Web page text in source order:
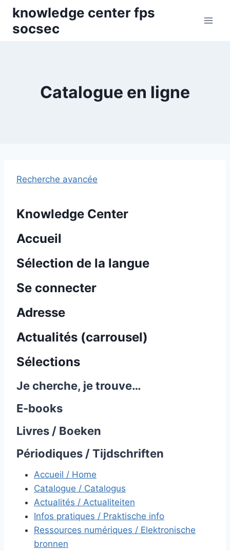
Skip
content
knowledge center fps
socsec
Catalogue en ligne
Recherche avancée
Knowledge Center
Accueil
Sélection de la langue
Se connecter
Adresse
Actualités (carrousel)
Sélections
Je cherche, je trouve…
E-books
Livres / Boeken
Périodiques / Tijdschriften
Accueil / Home
Catalogue / Catalogus
Actualités / Actualiteiten
Infos pratiques / Praktische info
Ressources numériques / Elektronische
bronnen